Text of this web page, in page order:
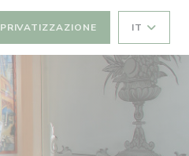
PRIVATIZZAZIONE IT